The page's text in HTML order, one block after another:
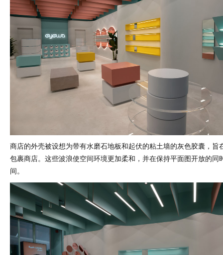
商店的外壳被设想为带有水磨石地板和起伏的粘土墙的灰色胶囊，旨
包裹商店。这些波浪使空间环境更加柔和，并在保持平面图开放的同
间。